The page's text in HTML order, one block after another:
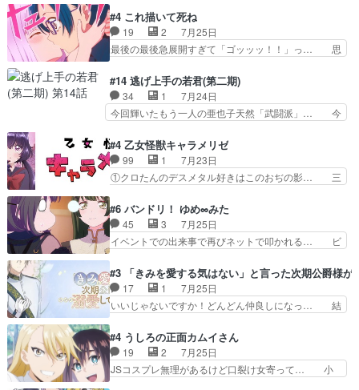
く動いていてずっと胸が熱… 同時視聴｜
DaemonsRealm｜リア… これまで騙していた東
村を捨てて新郷家に来…
ぶややこしいことになってたオープニン… テンポ
も良いし毎話良いところで引くから全… 盟友ドレ
ゲネ后との出会い。次週のドレゲネ… さて、登場
人物多いけどついていけるのか私… 今回は遂にド
んがめっちゃ可愛かったなド… まさかの展開にめ
ちゃくちゃテンション上が… チャガタイの所へ密
偵に行ったはずがドレゲ…
#4 これ描いて死ね
19 2
7月25日
最後の最後急展開すぎて「ゴッッッ！！」っ… 思
は泣かなかった！漫画描きのハウツー回… この作
品はこういうのをズバッとキメるの上… 藤子不二
雄に親しんだ人にはとてもフィット… 赤福のヌル
ヌルした動きとかネームを褒めら… 漫研が気にな
から新たな仲間まで。本作品… 今回エンディング
テーマが流れるのが早い（… この作品の世界に
も、一応デジタルという概…
#14 逃げ上手の若君(第二期)
34 1
7月24日
今回輝いたもう一人の亜也子天然「武闘派」… 今
逃れすら逃げ上手亜也子のアシストに支… そう
か、亜也子もまだ9歳なのか‥ときゆき… 「亜也
子のドキドキ・大作戦！・長寿丸を一… 目玉と耳
を相手に言葉で繰り広げる戰もノラ… 時代設定ど
からのいらすとやは草だった。… 今回は亜也子回
でしたね頼もしさと乙女らし… 貞宗、キモいギョ
ロ目としか思ってなかった…
#4 乙女怪獣キャラメリゼ
99 1
7月23日
①クロたんのデスメタル好きはこのおぢの影… 三
か好きになれんキャラだなぁ作品もイン… 相変わ
らず生物学者には見えないわね響野君… 正体を知
らないのにどちりも肯定してくれた… 黒絵がハル
ゴンになっても、南を助けて大事… OPにデスボ
心を許す、母の友達である光… 黒絵の可愛さレベ
ルが止まらない。南くんと… 黒絵の母とのやり取
りでエヴァの加持さん思…
#6 バンドリ！ ゆめ∞みた
45 3
7月25日
イベントでの出来事で再びネットで叩かれる… ビ
ラがまじで何がしたいかわからん！先生… 陰キャ
の間合いにスルっと入ってきて相手の… ビオラが
都子さんを籠絡しに来ててやばいぞ… マネージャ
ー現実版初登場！バレーボールに… 藻掻きながら
で相手の緊張を解く相手の共… たまったアニメ
50本だってｗ今日も帰った… マネージャー実在
した大逆風のハズなのに全…
#3 「きみを愛する気はない」と言った次期公爵様が
17 1
7月25日
いいじゃないですか！どんどん仲良しになっ… 結
の恋愛系で1番これが好き。愛する気は… 今晩
は、2130頃からシンデレラガールズ… 公爵の妻
なのに着てる洋服がシンプル。テー… まあ、これ
は見なくていいな。むしろ判断が… 自分でも気づ
#4 うしろの正面カムイさん
19 2
7月25日
JSコスプレ無理があるけど口裂け女寄って… 小